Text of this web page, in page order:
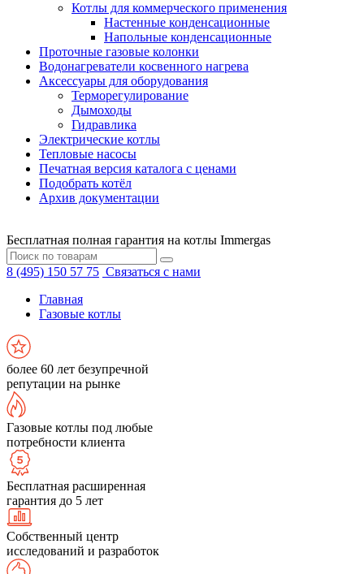
Котлы для коммерческого применения
Настенные конденсационные
Напольные конденсационные
Проточные газовые колонки
Водонагреватели косвенного нагрева
Аксессуары для оборудования
Терморегулирование
Дымоходы
Гидравлика
Электрические котлы
Тепловые насосы
Печатная версия каталога с ценами
Подобрать котёл
Архив документации
Бесплатная полная гарантия на котлы Immergas
8 (495) 150 57 75 Связаться с нами
Главная
Газовые котлы
более 60 лет безупречной
репутации на рынке
Газовые котлы под любые
потребности клиента
Бесплатная расширенная
гарантия до 5 лет
Собственный центр
исследований и разработок